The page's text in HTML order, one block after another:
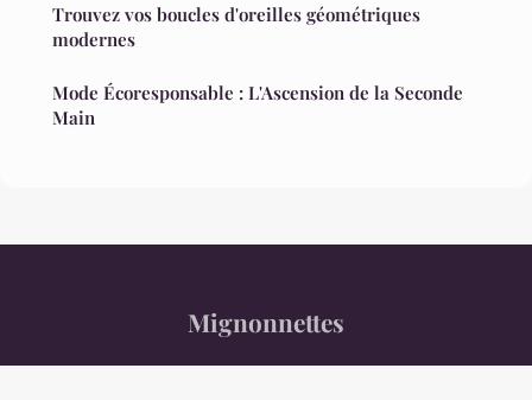
Trouvez vos boucles d'oreilles géométriques
modernes
Mode Écoresponsable : L'Ascension de la Seconde
Main
Mignonnettes